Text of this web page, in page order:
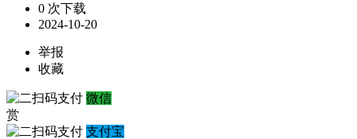
0 次下载
2024-10-20
举报
收藏
微信
赏
支付宝